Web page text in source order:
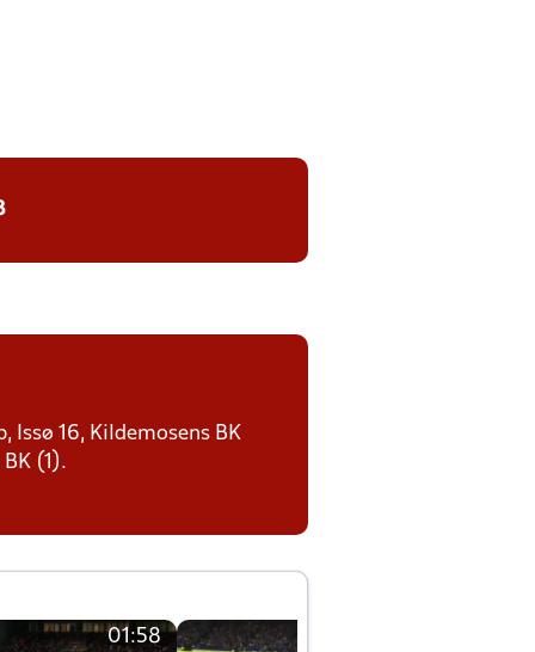
Issø 16, Kildemosens BK
(1).
01:58